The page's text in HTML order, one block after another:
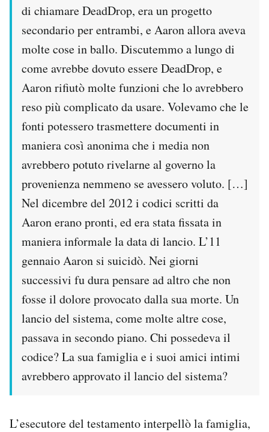
di chiamare DeadDrop, era un progetto
secondario per entrambi, e Aaron allora aveva
molte cose in ballo. Discutemmo a lungo di
come avrebbe dovuto essere DeadDrop, e
Aaron rifiutò molte funzioni che lo avrebbero
reso più complicato da usare. Volevamo che le
fonti potessero trasmettere documenti in
maniera così anonima che i media non
avrebbero potuto rivelarne al governo la
provenienza nemmeno se avessero voluto. […]
Nel dicembre del 2012 i codici scritti da
Aaron erano pronti, ed era stata fissata in
maniera informale la data di lancio. L’11
gennaio Aaron si suicidò. Nei giorni
successivi fu dura pensare ad altro che non
fosse il dolore provocato dalla sua morte. Un
lancio del sistema, come molte altre cose,
passava in secondo piano. Chi possedeva il
codice? La sua famiglia e i suoi amici intimi
avrebbero approvato il lancio del sistema?
L’esecutore del testamento interpellò la famiglia,